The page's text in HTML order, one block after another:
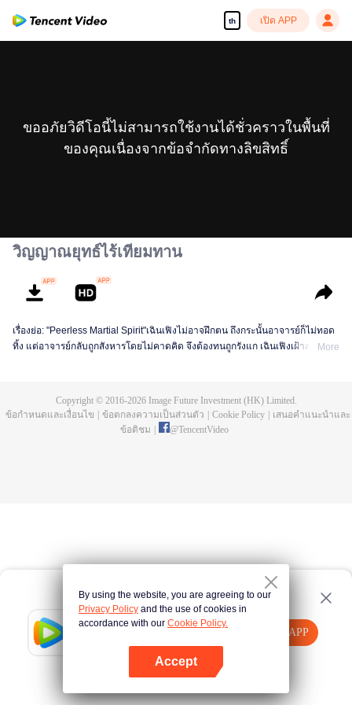
th เปิด APP
Tencent Video
เปิด APP
คลิกที่นี่ ลองใหม่อีกครั้ง
ขออภัยวิดีโอนี้ไม่สามารถใช้งานได้ชั่วคราวในพื้นที่
ของคุณเนื่องจากข้อจำกัดทางลิขสิทธิ์
วิญญาณยุทธ์ไร้เทียมทาน
เรื่องย่อ: "Peerless Martial Spirit"เฉินเฟิงไม่อาจฝึกตน ถึงกระนั้นอาจารย์ก็ไม่ทอด
ทิ้ง แต่อาจารย์กลับถูกสังหารโดยไม่คาดคิด จึงต้องทนถูกรังแก เฉินเฟิงเฝ้าสุสานอยู่
More
Copyright © 2016-2026Image Future Investment (HK) Limited.
ข้อกำหนดและเงื่อนไข
ข้อตกลงความเป็นส่วนตัว Cookie Policy
เสนอคำแนะนำและ
ข้อติชม
@TencentVideo
By using the website, you are agreeing to our
Privacy Policy and the use of cookies in
accordance with our Cookie Policy.
Accept